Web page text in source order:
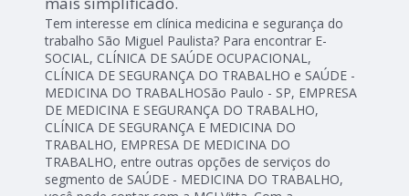
Tem interesse em clínica medicina e segurança do
trabalho São Miguel Paulista? Para encontrar E-
SOCIAL, CLÍNICA DE SAÚDE OCUPACIONAL,
CLÍNICA DE SEGURANÇA DO TRABALHO e SAÚDE -
MEDICINA DO TRABALHOSão Paulo - SP, EMPRESA
DE MEDICINA E SEGURANÇA DO TRABALHO,
CLÍNICA DE SEGURANÇA E MEDICINA DO
TRABALHO, EMPRESA DE MEDICINA DO
TRABALHO, entre outras opções de serviços do
segmento de SAÚDE - MEDICINA DO TRABALHO,